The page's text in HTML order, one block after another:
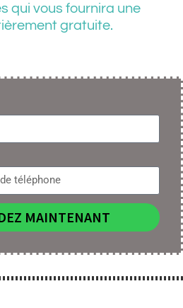
qui vous fournira une
gratuite.
MAINTENANT